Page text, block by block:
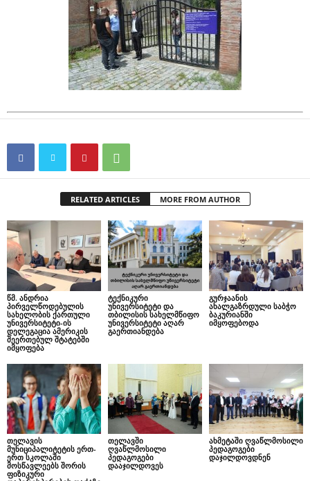
RELATED ARTICLES MORE FROM AUTHOR
წმ. ანდრია
პირველწოდებულის
სახელობის ქართული
უნივერსიტეტი-ის
დელეგაცია ამერიკის
შეერთებულ შტატებში
იმყოფება
ტექნიკური
უნივერსიტეტი და
თბილისის სახელმწიფო
უნივერსიტეტი აღარ
გაერთიანდება
გურჯაანის
ახალგაზრდული საბჭო
ბაკურიანში
იმყოფებოდა
თელავის
მუნიციპალიტეტის ერთ-
ერთ სკოლაში
მოსწავლეებს შორის
ფიზიკური
თელავში
ღვაწლმოსილი
პედაგოგები
დააჯილდოვეს
ახმეტაში ღვაწლმოსილი
პედაგოგები
დაჯილდოვდნენ